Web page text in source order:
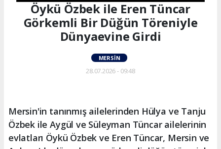
Öykü Özbek ile Eren Tüncar
Görkemli Bir Düğün Töreniyle
Dünyaevine Girdi
MERSIN
28.07.2026 - 09:48
Mersin'in tanınmış ailelerinden Hülya ve Tanju
Özbek ile Aygül ve Süleyman Tüncar ailelerinin
evlatları Öykü Özbek ve Eren Tüncar, Mersin ve